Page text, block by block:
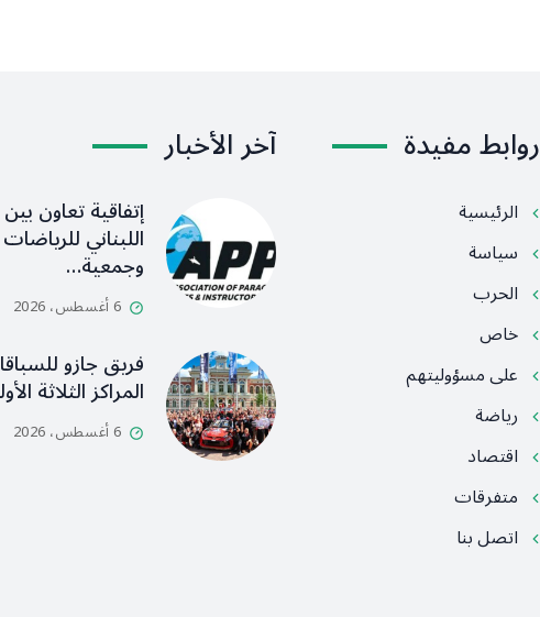
روابط مفيدة
الرئيسية
سياسة
الحرب
خاص
على مسؤوليتهم
رياضة
اقتصاد
متفرقات
اتصل بنا
آخر الأخبار
إتفاقية تعاون بين
اللبناني
وجمعية…
6 أغسطس، 2026
فريق جازو
المراكز الثلاثة
6 أغسطس، 2026